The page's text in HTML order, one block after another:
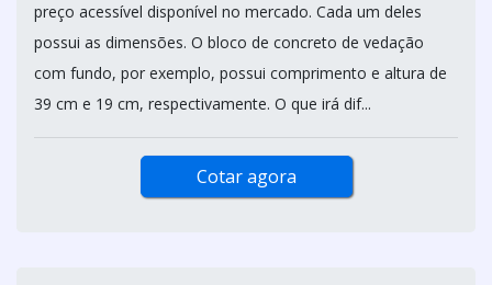
preço acessível disponível no mercado. Cada um deles
possui as dimensões. O bloco de concreto de vedação
com fundo, por exemplo, possui comprimento e altura de
39 cm e 19 cm, respectivamente. O que irá dif...
Cotar agora